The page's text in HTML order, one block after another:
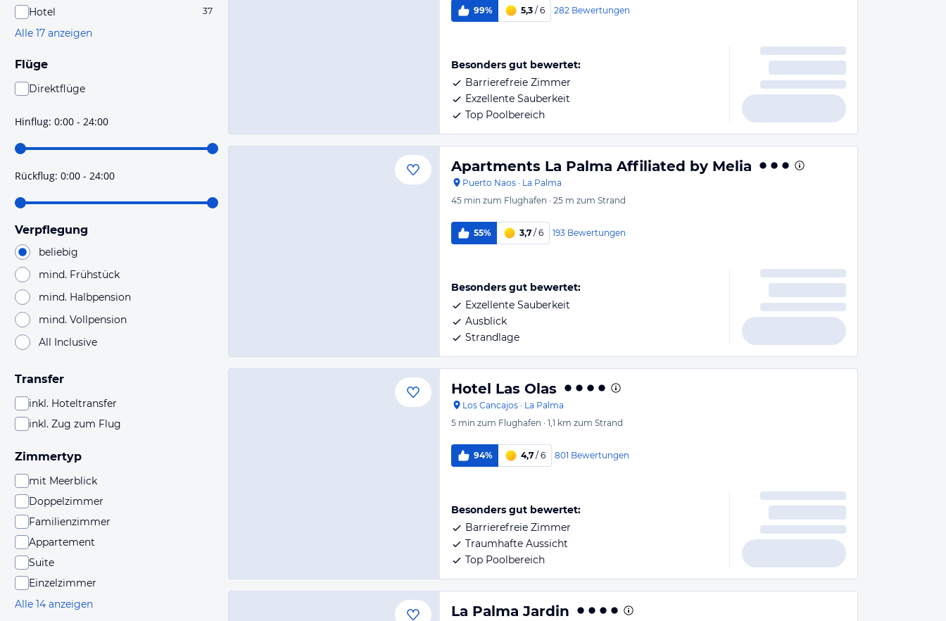
Hotel 37
Alle 17 anzeigen
Flüge
Direktflüge
hoher Wahrscheinlichkeit Direktflüge sind. Bitte
prüfe vor der Buchung noch einmal die Flugdetails.
Hinflug: 0:00 - 24:00
Rückflug: 0:00 - 24:00
Verpflegung
beliebig
mind. Frühstück
mind. Halbpension
mind. Vollpension
All Inclusive
Transfer
inkl. Hoteltransfer
inkl. Zug zum Flug
Zimmertyp
mit Meerblick
Doppelzimmer
Familienzimmer
Appartement
Suite
Einzelzimmer
Alle 14 anzeigen
99% 5,3 / 6 282 Bewertungen
Besonders gut bewertet:
Barrierefreie Zimmer
Exzellente Sauberkeit
Top Poolbereich
Apartments La Palma Affiliated by Melia
Puerto Naos · La Palma
45 min zum Flughafen · 25 m zum Strand
55% 3,7 / 6 193 Bewertungen
Besonders gut bewertet:
Exzellente Sauberkeit
Ausblick
Strandlage
Hotel Las Olas
Los Cancajos · La Palma
5 min zum Flughafen · 1,1 km zum Strand
94% 4,7 / 6 801 Bewertungen
Besonders gut bewertet:
Barrierefreie Zimmer
Traumhafte Aussicht
Top Poolbereich
La Palma Jardin